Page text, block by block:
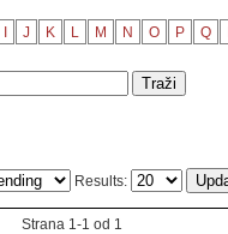
J K L M N O P Q
Results:
Strana 1-1 od 1